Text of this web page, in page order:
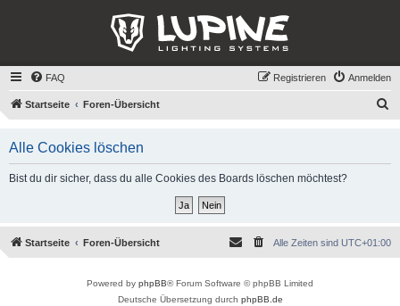
FAQ Anmelden
Registrieren
Startseite Foren-Übersicht
h
Alle Cookies löschen
Bist du dir sicher, dass du alle Cookies des Boards löschen möchtest?
Startseite Foren-Übersicht Alle Zeiten sind UTC+01:00
Powered by phpBB® Forum Software © phpBB Limited
Deutsche Übersetzung durch phpBB.de